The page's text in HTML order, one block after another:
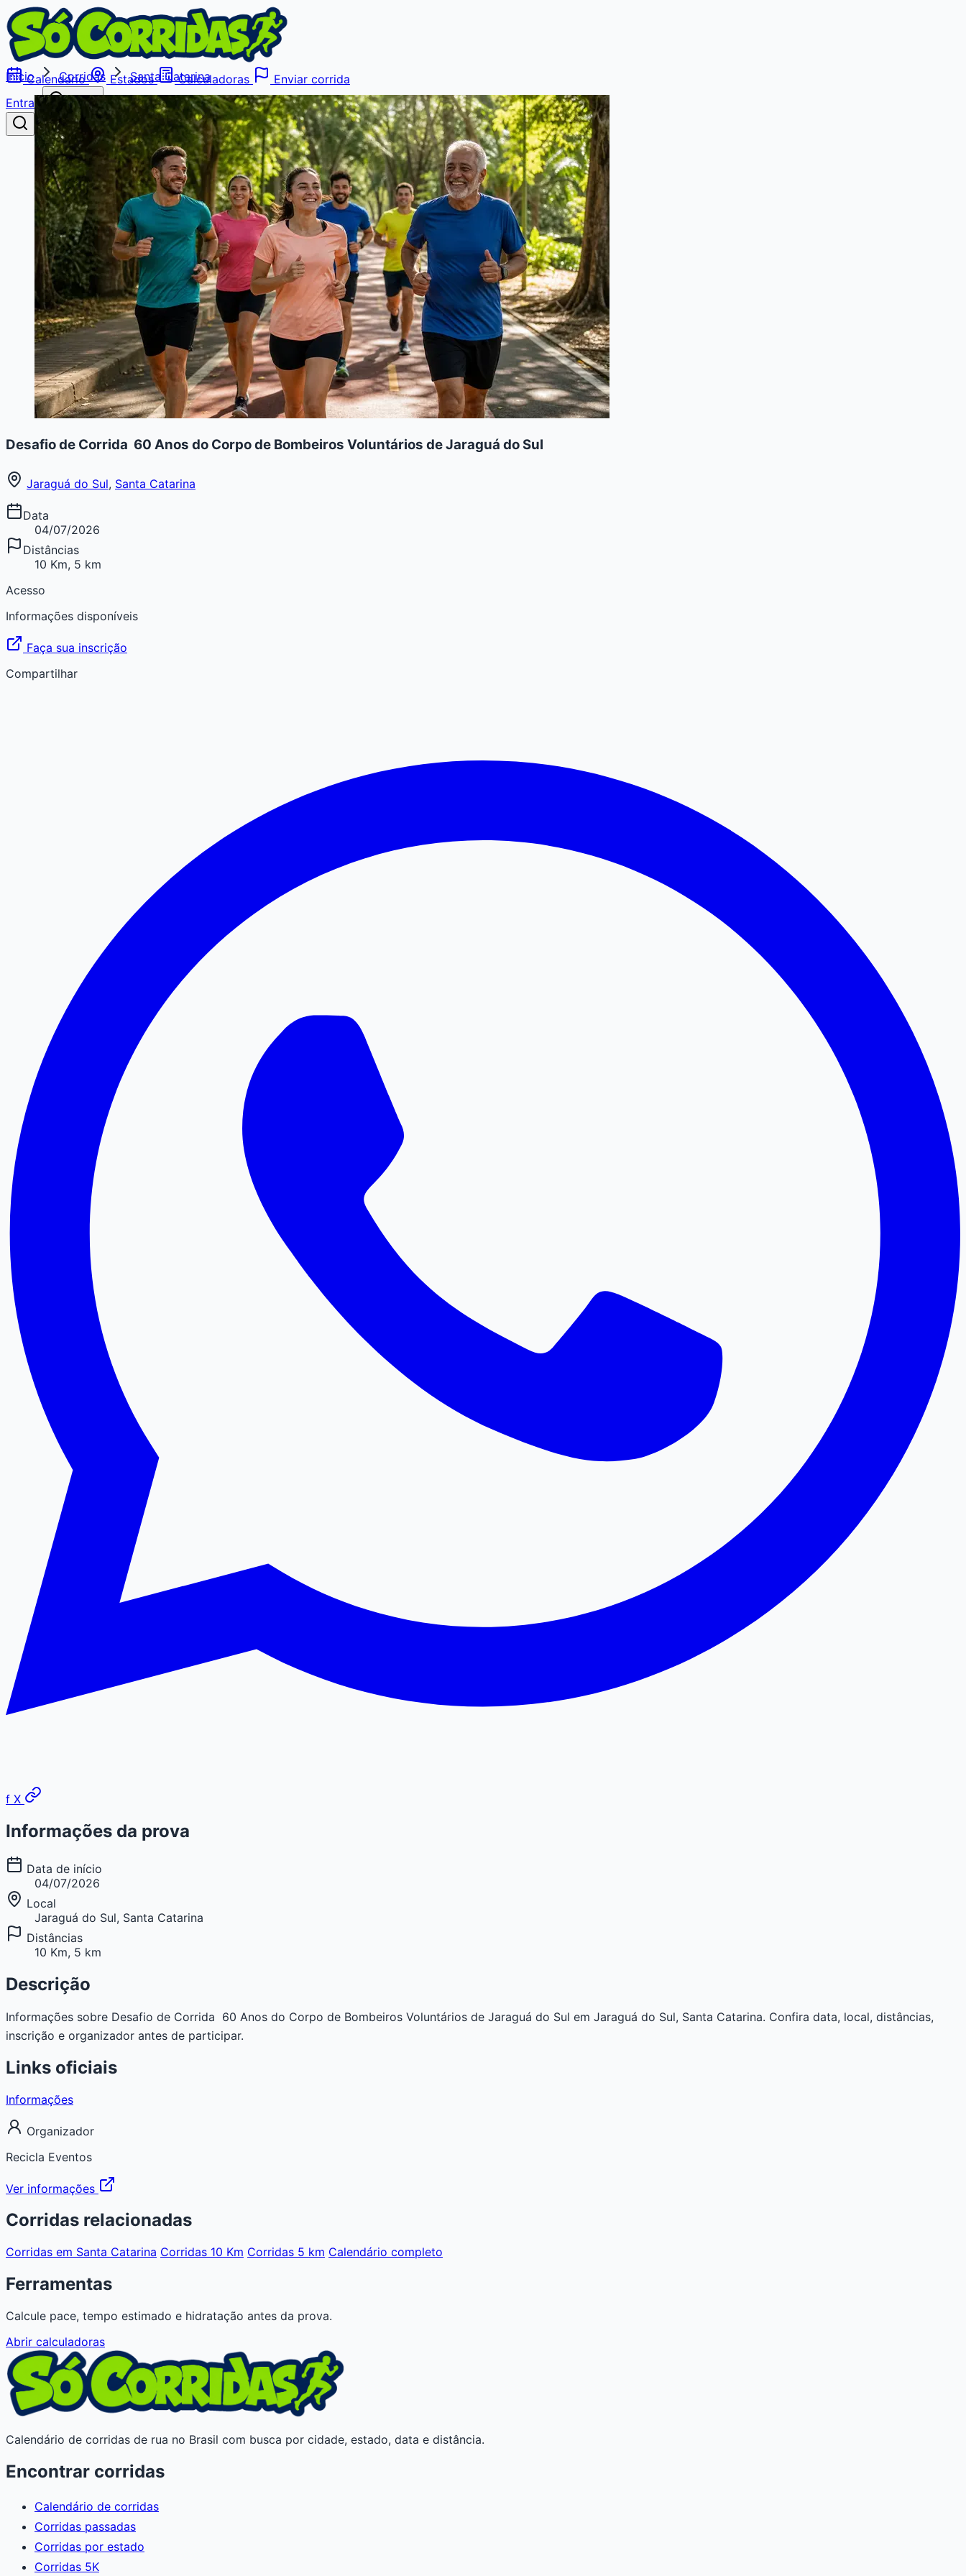
Calendário Estados Calculadoras
Enviar corrida
Entrar
Buscar
Início Corridas Santa Catarina
Desafio de Corrida  60 Anos do Corpo de Bombeiros Voluntários de Jaraguá do Sul
Jaraguá do Sul, Santa Catarina
Data
04/07/2026
Distâncias
10 Km, 5 km
Acesso
Informações disponíveis
Faça sua inscrição
Compartilhar
f X
Informações da prova
Data de início
04/07/2026
Local
Jaraguá do Sul, Santa Catarina
Distâncias
10 Km, 5 km
Descrição
Informações sobre Desafio de Corrida  60 Anos do Corpo de Bombeiros Voluntários de Jaraguá do Sul em Jaraguá do Sul, Santa Catarina. Confira data, local, distâncias,
inscrição e organizador antes de participar.
Links oficiais
Informações
Organizador
Recicla Eventos
Ver informações
Corridas relacionadas
Corridas em Santa Catarina Corridas 10 Km Corridas 5 km Calendário completo
Ferramentas
Calcule pace, tempo estimado e hidratação antes da prova.
Abrir calculadoras
Calendário de corridas de rua no Brasil com busca por cidade, estado, data e distância.
Encontrar corridas
Calendário de corridas
Corridas passadas
Corridas por estado
Corridas 5K